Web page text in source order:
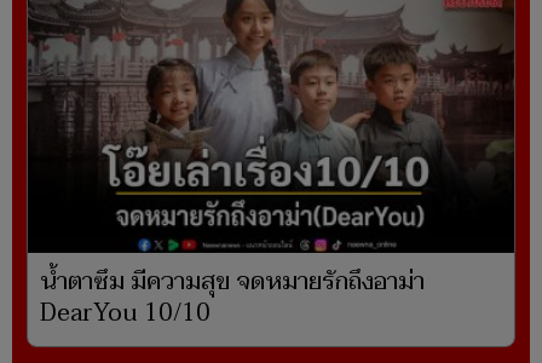
น้ำตาซึม มีความสุข จดหมายรักถึงอาม่า
DearYou 10/10